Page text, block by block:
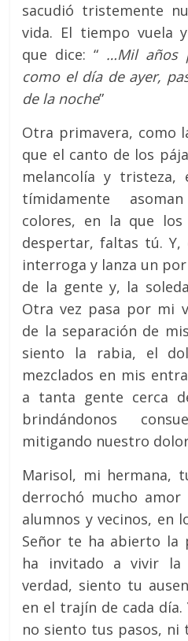
sacudió tristemente
vida. El tiempo vuela
que dice: “ …Mil años
como el día de ayer,
de la noche”
Otra primavera, como
que el canto de los
melancolía y
tímidamente
colores, en la que
despertar, faltas tú. Y,
interroga y lanza un
de la gente y, la
Otra vez pasa por mi
de la separación de
siento la rabia, el
mezclados en mis
a tanta gente cerca
brindándonos
mitigando nuestro
Marisol, mi hermana,
derrochó mucho
alumnos y vecinos, en
Señor te ha abierto la
ha invitado a vivir la
verdad, siento tu
en el trajín de cada
no siento tus pasos, ni